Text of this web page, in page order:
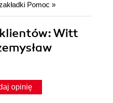
Pomoc »
Witt
opinię